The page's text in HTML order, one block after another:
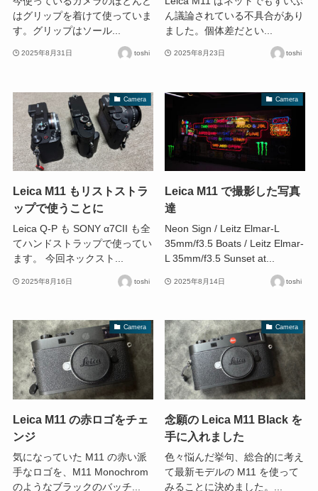
はグリップを着けて使っていま
す。グリップはソール...
2025年8月31日 toshi
ん議論されている不具合があり
ました。個体差だとい...
2025年8月23日 toshi
Camera
Leica M11 もリストストラ
ップで使うことに
Leica Q-P も SONY α7CII も全
てハンドストラップで使ってい
ます。 今回ネックスト...
2025年8月16日 toshi
Camera
Leica M11 で撮影した写真
達
Neon Sign / Leitz Elmar-L
35mm/f3.5 Boats / Leitz Elmar-
L 35mm/f3.5 Sunset at...
2025年8月14日 toshi
Camera
Leica M11 の赤ロゴをチェ
ンジ
気になっていた M11 の赤い派
手なロゴを、M11 Monochrom
のようなブラックのバッチ...
Camera
念願の Leica M11 Black を
手に入れました
色々悩んだ挙句、総合的に考え
て最新モデルの M11 を使って
みることに決めました。...